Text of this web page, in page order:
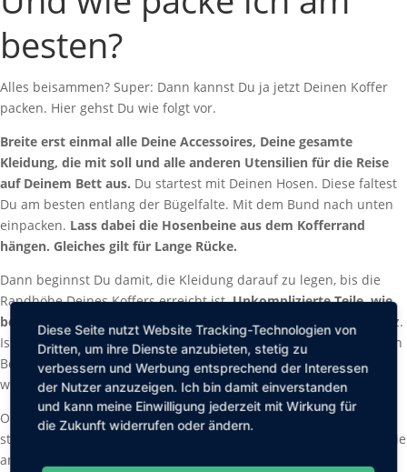
besten?
Alles beisammen? Super: Dann kannst Du ja jetzt Deinen Koffer
packen. Hier gehst Du wie folgt vor.
Breite erst einmal alle Deine Accessoires, Deine gesamte
Kleidung, die mit soll und alle anderen Utensilien für die Reise
auf Deinem Bett aus. Du startest mit Deinen Hosen. Diese faltest
Du am besten entlang der Bügelfalte. Mit dem Bund nach unten
einpacken. Lass dabei die Hosenbeine aus dem Kofferrand
hängen. Gleiches gilt für Lange Rücke.
Dann beginnst Du damit, die Kleidung darauf zu legen, bis die
Randhöhe Deines Koffers erreicht ist.Unkomplizierte Teile, wie
beispielsweise T-Shirts, solltest Du immer rollen.
Das spart Platz.
Ist der Koffer bereits recht voll, schlägst Du die heraushängenden
Beine bzw. den Rock nach oben ein. Kurze Röcke kommen
wiederum ungfaltet hinein´in.
Oberteile, beispielsweise Hemden, Blusen oder Polohemden,
stapelst Du so, dass die Kragen abwechselnd auf die eine oder die
andere Seite schauen.
Diese Seite nutzt Website Tracking-Technologien von
Dritten, um ihre Dienste anzubieten, stetig zu
verbessern und Werbung entsprechend der Interessen
der Nutzer anzuzeigen. Ich bin damit einverstanden
und kann meine Einwilligung jederzeit mit Wirkung für
die Zukunft widerrufen oder ändern.